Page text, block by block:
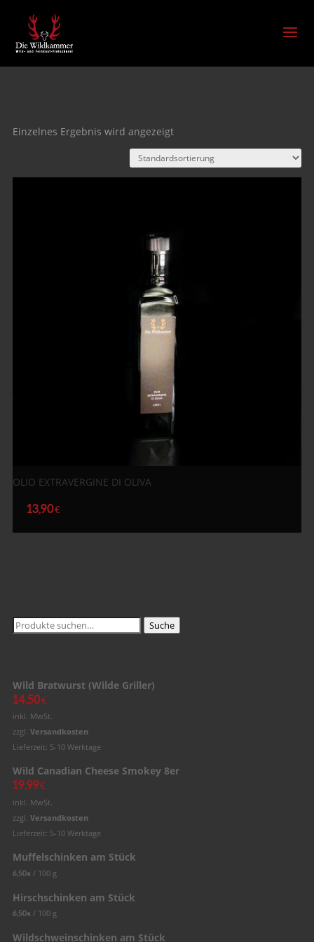
Einzelnes Ergebnis wird angezeigt
OLIO EXTRAVERGINE DI OLIVA
13,90€
Suche
nach:
Suche
Wild Bratwurst (Wilde Griller)
14,50€
inkl. MwSt.
zzgl. Versandkosten
Lieferzeit: 5-10 Werktage
Wild Canadian Cheese Smokey 8er
19,99€
inkl. MwSt.
zzgl. Versandkosten
Lieferzeit: 5-10 Werktage
Muffelschinken am Stück
6,50€ / 100 g
Hirschschinken am Stück
6,50€ / 100 g
Wildschweinschinken am Stück